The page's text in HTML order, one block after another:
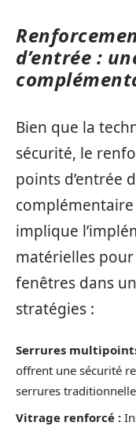
d’entrée :
Bien que la
sécurité, le
points d’entrée
complémentaire
implique
matérielles
fenêtres dans
stratégies :
Serrures
offrent une sécurité
serrures
Vitrage renforcé :